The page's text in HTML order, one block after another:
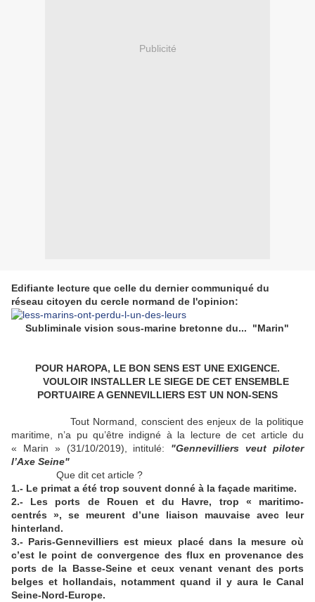
Publicité
Edifiante lecture que celle du dernier communiqué du
réseau citoyen du cercle normand de l'opinion:
Subliminale vision sous-marine bretonne du... "Marin"
POUR HAROPA, LE BON SENS EST UNE EXIGENCE.
VOULOIR INSTALLER LE SIEGE DE CET ENSEMBLE
PORTUAIRE A GENNEVILLIERS EST UN NON-SENS
Tout Normand, conscient des enjeux de la politique
maritime, n’a pu qu’être indigné à la lecture de cet article du
« Marin » (31/10/2019), intitulé: "Gennevilliers veut piloter
l’Axe Seine"
Que dit cet article ?
1.- Le primat a été trop souvent donné à la façade maritime.
2.- Les ports de Rouen et du Havre, trop « maritimo-
centrés », se meurent d’une liaison mauvaise avec leur
hinterland.
3.- Paris-Gennevilliers est mieux placé dans la mesure où
c’est le point de convergence des flux en provenance des
ports de la Basse-Seine et ceux venant venant des ports
belges et hollandais, notamment quand il y aura le Canal
Seine-Nord-Europe.